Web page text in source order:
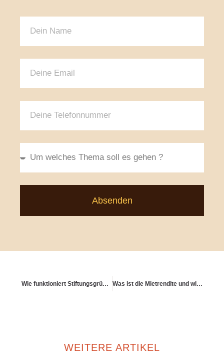
Absenden
Wie funktioniert Stiftungsgründung im Alter? Was ist die Mietrendite und wie berechne ich sie?
WEITERE ARTIKEL